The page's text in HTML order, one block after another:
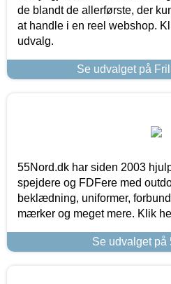
de blandt de allerførste, der
at handle i en reel webshop.
udvalg.
Se udvalget på
55Nord.dk har siden 2003
spejdere og FDFere med
beklædning, uniformer,
mærker og meget mere. Klik
Se udvalget på